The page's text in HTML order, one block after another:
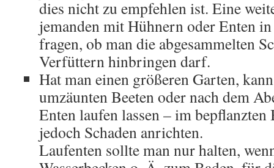
dies nicht zu empfehlen ist. Eine
jemanden mit Hühnern oder Enten
fragen, ob man die abgesammelten
Verfüttern hinbringen darf.
Hat man einen größeren Garten,
umzäunten Beeten oder nach dem
Enten laufen lassen – im bepflanzten
jedoch Schaden anrichten.
Laufenten sollte man nur halten,